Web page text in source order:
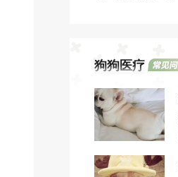
狗狗医疗